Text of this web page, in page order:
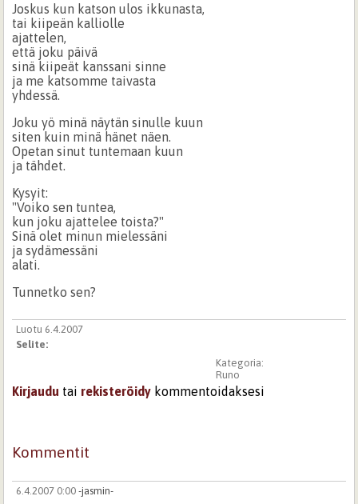
Joskus kun katson ulos ikkunasta,
tai kiipeän kalliolle
ajattelen,
että joku päivä
sinä kiipeät kanssani sinne
ja me katsomme taivasta
yhdessä.
Joku yö minä näytän sinulle kuun
siten kuin minä hänet näen.
Opetan sinut tuntemaan kuun
ja tähdet.
Kysyit:
"Voiko sen tuntea,
kun joku ajattelee toista?"
Sinä olet minun mielessäni
ja sydämessäni
alati.
Tunnetko sen?
Luotu 6.4.2007
Selite:
Kategoria:
Runo
Kirjaudu tai rekisteröidy kommentoidaksesi
Kommentit
6.4.2007 0:00 -jasmin-